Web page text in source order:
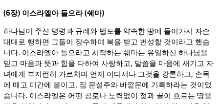
(6장) 이스라엘아 들으라 (쉐마)
하나님이 주신 명령과 규례와 법도를 약속한 땅에 들어가서 자손
대대로 행하면 그들이 장수하며 복을 받고 번성할 것이라고 했습
니다. 이스라엘아 들으라고 시작하는 쉐마는 유일하신 하나님을
믿고 마음과 뜻과 힘을 다하여 사랑하고, 말씀을 마음에 새기고 자
녀에게 부지런히 가르치며 언제 어디서나 그것을 강론하고, 손목
에 매고 미간에 붙이고, 집 문설주와 바깥문에 기록하라는 것이었
습니다. 이스라엘은 어떤 공로나 노력없이 젖과 꿀이 흐르는 땅을